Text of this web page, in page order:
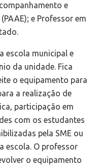
e
e Professor em
escola municipal e
da unidade. Fica
o equipamento para
a realização de
participação em
com os estudantes
pela SME ou
escola. O professor
o equipamento